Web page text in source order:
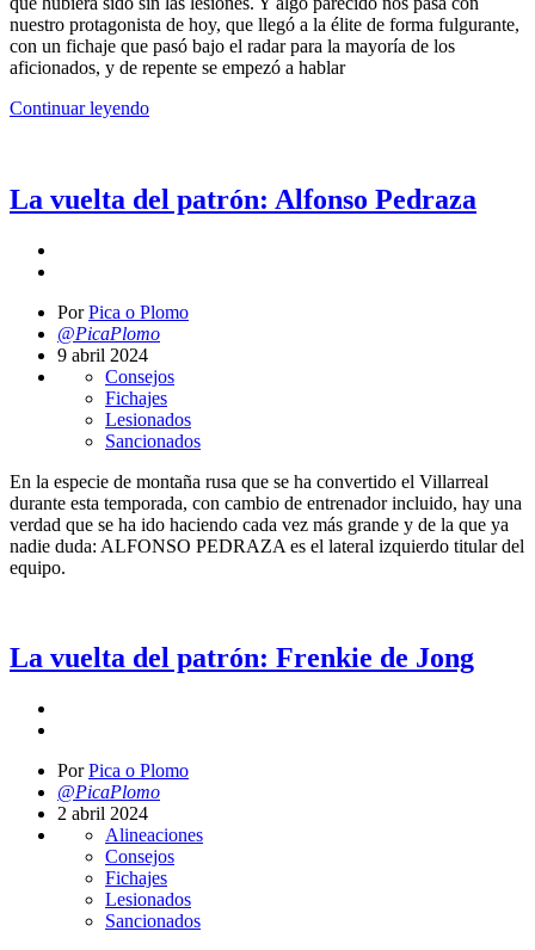
nuestro protagonista de hoy, que llegó a la élite de forma fulgurante,
con un fichaje que pasó bajo el radar para la mayoría de los
aficionados, y de repente se empezó a hablar
Continuar leyendo
La vuelta del patrón: Alfonso Pedraza
PorPica o Plomo
@PicaPlomo
9 abril 2024
Consejos
Fichajes
Lesionados
Sancionados
En la especie de montaña rusa que se ha convertido el Villarreal
durante esta temporada, con cambio de entrenador incluido, hay una
verdad que se ha ido haciendo cada vez más grande y de la que ya
nadie duda: ALFONSO PEDRAZA es el lateral izquierdo titular del
equipo.
La vuelta del patrón: Frenkie de Jong
PorPica o Plomo
@PicaPlomo
2 abril 2024
Alineaciones
Consejos
Fichajes
Lesionados
Sancionados